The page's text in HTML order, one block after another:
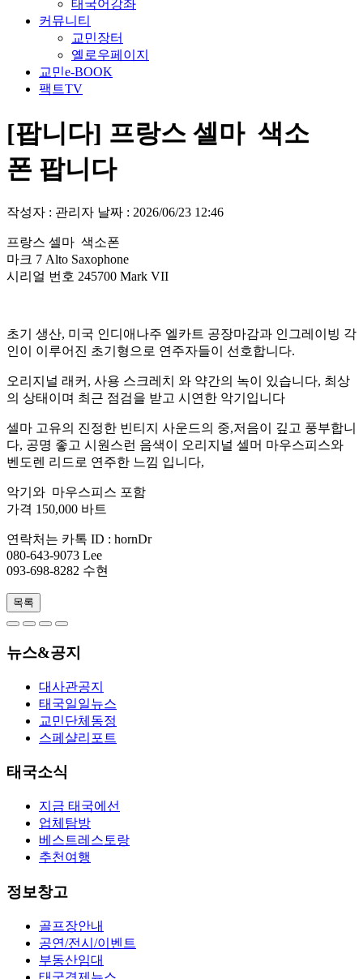
태국어강좌
커뮤니티
교민장터
옐로우페이지
교민e-BOOK
팩트TV
[팝니다] 프랑스 셀마 색소
폰 팝니다
작성자 : 관리자 날짜 : 2026/06/23 12:46
프랑스 셀마 색소폰
마크 7 Alto Saxophone
시리얼 번호 245700 Mark VII
초기 생산, 미국 인디애나주 엘카트 공장마감과 인그레이빙 각
인이 이루어진 초기형으로 연주자들이 선호합니다.
오리지널 래커, 사용 스크레치 와 약간의 녹이 있습니다, 최상
의 상태이며 최근 점검을 받고 시연한 악기입니다
셀마 고유의 진정한 빈티지 사운드의 중,저음이 깊고 풍부합니
다, 공명 좋고 시원스런 음색이 오리지널 셀머 마우스피스와
벤도렌 리드로 연주한 느낌 입니다,
악기와 마우스피스 포함
가격 150,000 바트
연락처는 카톡 ID : hornDr
080-643-9073 Lee
093-698-8282 수현
목록
뉴스&공지
대사관공지
태국일일뉴스
교민단체동정
스페샬리포트
태국소식
지금 태국에선
업체탐방
베스트레스토랑
추천여행
정보창고
골프장안내
공연/전시/이벤트
부동산임대